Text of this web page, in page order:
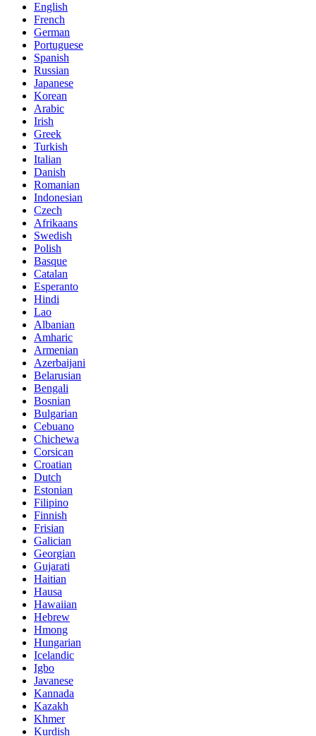
English
French
German
Portuguese
Spanish
Russian
Japanese
Korean
Arabic
Irish
Greek
Turkish
Italian
Danish
Romanian
Indonesian
Czech
Afrikaans
Swedish
Polish
Basque
Catalan
Esperanto
Hindi
Lao
Albanian
Amharic
Armenian
Azerbaijani
Belarusian
Bengali
Bosnian
Bulgarian
Cebuano
Chichewa
Corsican
Croatian
Dutch
Estonian
Filipino
Finnish
Frisian
Galician
Georgian
Gujarati
Haitian
Hausa
Hawaiian
Hebrew
Hmong
Hungarian
Icelandic
Igbo
Javanese
Kannada
Kazakh
Khmer
Kurdish